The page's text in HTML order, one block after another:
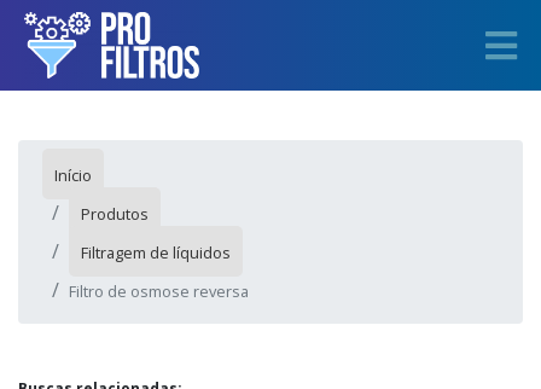
Início
Produtos
Filtragem de líquidos
Filtro de osmose reversa